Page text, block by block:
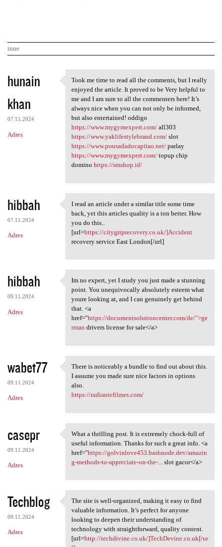
inne
K
o
m
e
n
e
hunain
khan
07.11.2024
Adres
Took me time to read all the
Took me time to read all the comments, but I really
enjoyed the article. It proved to be Very helpful to
me and I am sure to all the commenters here! It’s
always nice when you can not only be informed,
but also entertained! oddigo
https://www.mygymexpert.com/all303
https://www.yaklifestylebrand.com/slot
https://www.pousadadocapitao.net/parlay
https://www.mygymexpert.com/topup chip
domino https://smshop.id/
hibbah
07.11.2024
Adres
I read an article under a
I read an article under a similar title some time
back, yet this articles quality is a ton better. How
you do this..
[url=https://citygriprecovery.co.uk/]Accident
recovery service East London[/url]
hibbah
09.11.2024
Adres
Im no expert, yet I study you
Im no expert, yet I study you just made a stunning
point. You unequivocally absolutely esteem what
youre looking at, and I can genuinely get behind
that. <a
href="https://documentsolutioncenter.com/de/">ge
rman drivers license for sale</a>
wabet77
09.11.2024
Adres
There is noticeably a bundle
There is noticeably a bundle to find out about this.
I assume you made sure nice factors in options
also.
https://radiantefilmes.com/
casepr
09.11.2024
Adres
What a thrilling post. It is
What a thrilling post. It is extremely chock-full of
useful information. Thanks for such a great info. <a
href="https://golvinlove453.hashnode.dev/amazin
g-methods-to-appreciate-on-the-...
slot gacor</a>
Techblog
09.11.2024
Adres
The site is well-organized,
The site is well-organized, making it easy to find
valuable information. It’s perfect for anyone
looking to deepen their understanding of
technology with straightforward, quality content.
[url=http://techdivine.co.uk/]TechDevine.co.uk[/ur